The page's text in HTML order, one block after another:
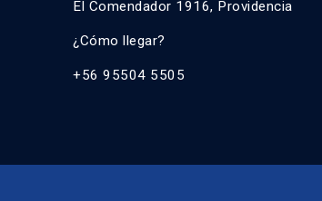
El Comendador 1916, Providencia
¿Cómo llegar?
+56 95504 5505